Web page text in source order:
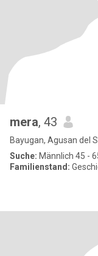
mera, 43
Bayugan, Agusan del
Suche: Männlich 45 -
Familienstand: